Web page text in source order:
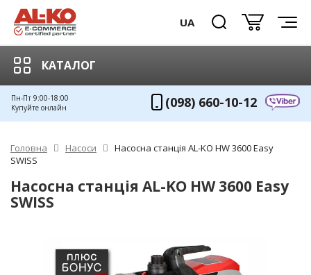
UA
КАТАЛОГ
Пн-Пт 9:00-18:00
Купуйте онлайн
(098) 660-10-12
Головна Насоси
Насосна станція AL-KO HW 3600 Easy
SWISS
Насосна станція AL-KO HW 3600 Easy
SWISS